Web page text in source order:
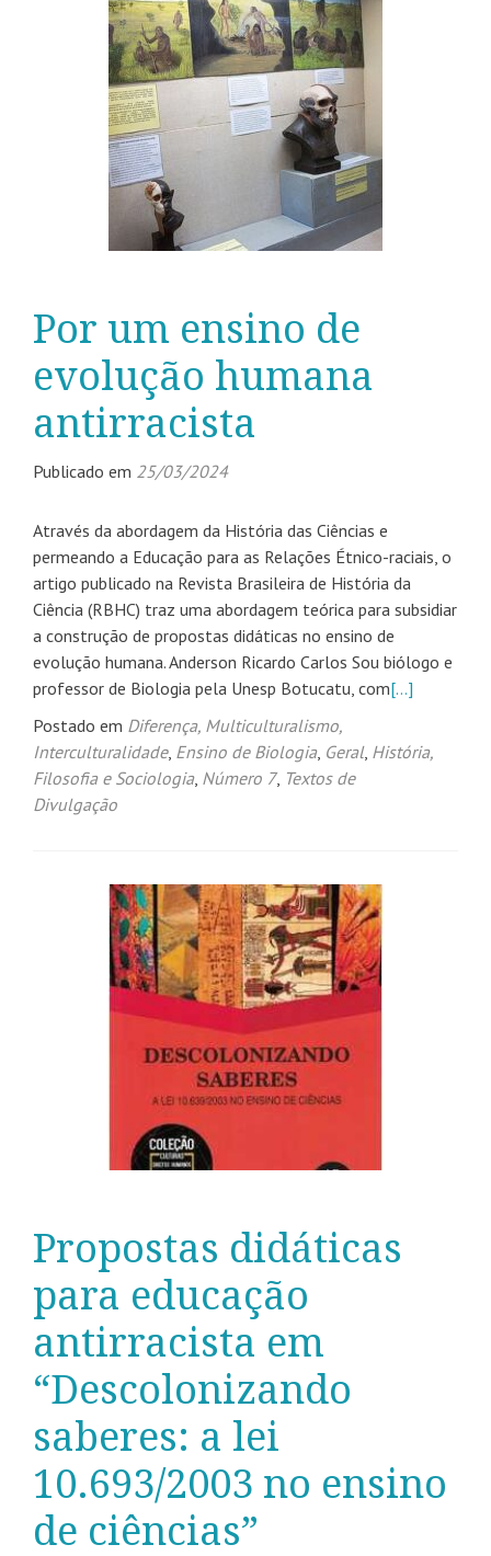
Por um ensino de
evolução humana
antirracista
Publicado em 25/03/2024
Através da abordagem da História das Ciências e
permeando a Educação para as Relações Étnico-raciais, o
artigo publicado na Revista Brasileira de História da
Ciência (RBHC) traz uma abordagem teórica para subsidiar
a construção de propostas didáticas no ensino de
evolução humana. Anderson Ricardo Carlos Sou biólogo e
professor de Biologia pela Unesp Botucatu, com[…]
Postado em Diferença, Multiculturalismo,
Interculturalidade, Ensino de Biologia, Geral, História,
Filosofia e Sociologia, Número 7, Textos de
Divulgação
Propostas didáticas
para educação
antirracista em
“Descolonizando
saberes: a lei
10.693/2003 no ensino
de ciências”